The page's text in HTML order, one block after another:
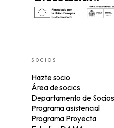
SOCIOS
Hazte socio
Área de socios
Departamento de Socios
Programa asistencial
Programa Proyecta